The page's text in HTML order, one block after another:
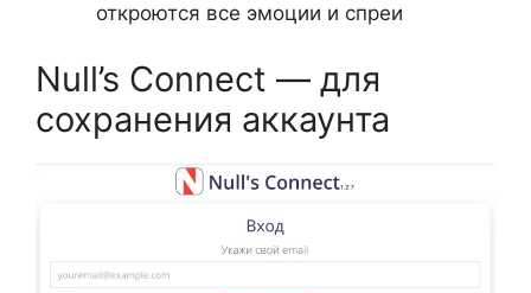
откроются все эмоции и спреи
Null’s Connect — для
сохранения аккаунта